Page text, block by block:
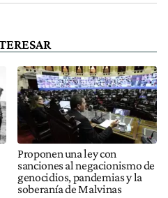
Proponen una ley con
sanciones al negacionismo de
genocidios, pandemias y la
soberanía de Malvinas